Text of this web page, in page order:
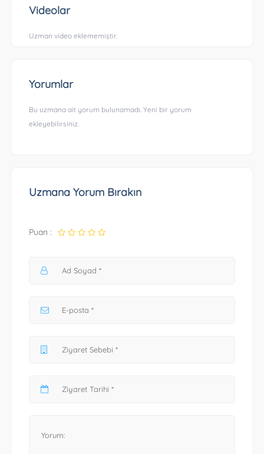
Videolar
Uzman video eklememiştir.
Yorumlar
Bu uzmana ait yorum bulunamadı. Yeni bir yorum
ekleyebilirsiniz.
Uzmana Yorum Bırakın
Puan :